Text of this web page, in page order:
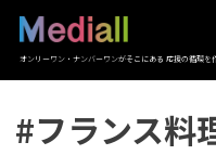
オンリーワン・ナンバーワンがそこにある 応援の循環を
#フランス料